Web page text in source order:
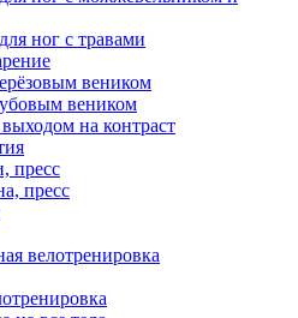
ног с травами
веником
веником
на контраст
пресс
пресс
велотренировка